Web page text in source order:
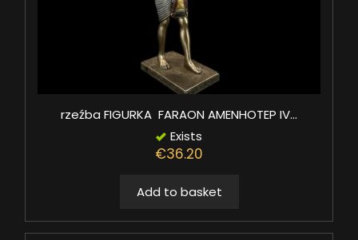
rzeźba FIGURKA FARAON AMENHOTEP IV...
Exists
€36.20
Add to basket